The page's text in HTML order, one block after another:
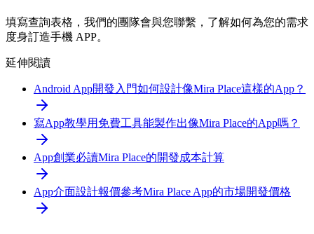
填寫查詢表格，我們的團隊會與您聯繫，了解如何為您的需求
度身訂造手機 APP。
延伸閱讀
Android App開發入門如何設計像Mira Place這樣的App？
寫App教學用免費工具能製作出像Mira Place的App嗎？
App創業必讀Mira Place的開發成本計算
App介面設計報價參考Mira Place App的市場開發價格